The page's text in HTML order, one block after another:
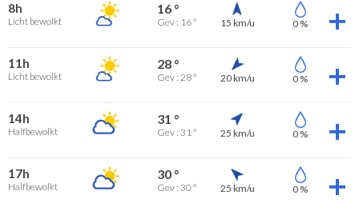
8h
Licht bewolkt
16 °
Gev : 16 ° 15 km/u 0 %
11h
Licht bewolkt
28 °
Gev : 28 ° 20 km/u 0 %
14h
Halfbewolkt
31 °
Gev : 31 ° 25 km/u 0 %
17h
Halfbewolkt
30 °
Gev : 30 ° 25 km/u 0 %